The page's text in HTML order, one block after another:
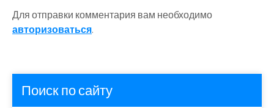
Для отправки комментария вам необходимо
авторизоваться.
Поиск по сайту